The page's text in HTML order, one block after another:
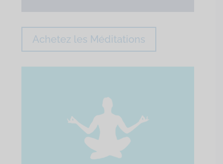
Achetez les Méditations